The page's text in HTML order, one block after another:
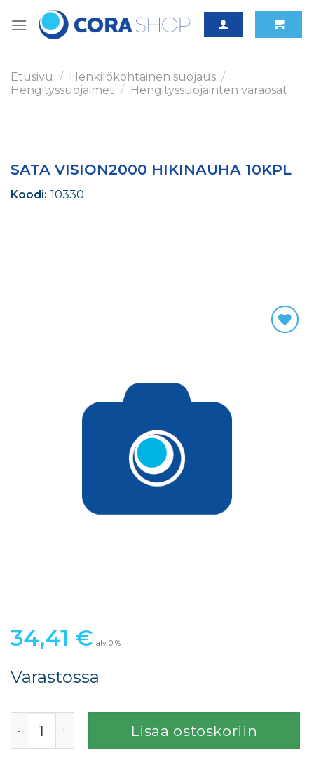
Etusivu / Henkilökohtainen suojaus /
Hengityssuojaimet / Hengityssuojainten varaosat
SATA VISION2000 HIKINAUHA 10KPL
Koodi: 10330
34,41 € alv 0 %
Varastossa
Lisää ostoskoriin